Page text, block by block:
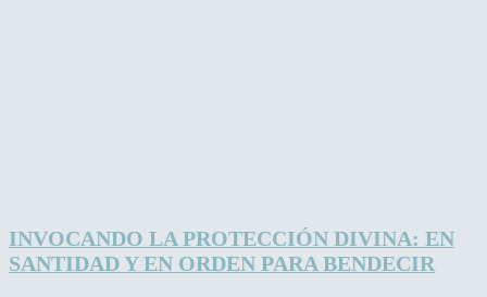
INVOCANDO LA PROTECCIÓN DIVINA: EN
SANTIDAD Y EN ORDEN PARA BENDECIR